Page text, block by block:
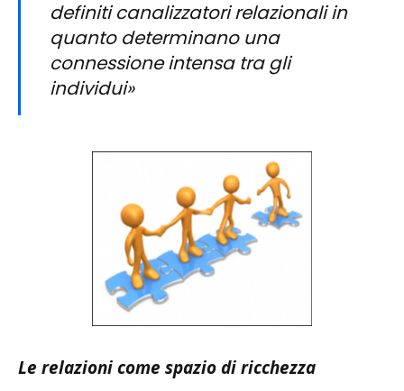
definiti canalizzatori relazionali in
quanto determinano una
connessione intensa tra gli
individui»
Le relazioni come spazio di ricchezza